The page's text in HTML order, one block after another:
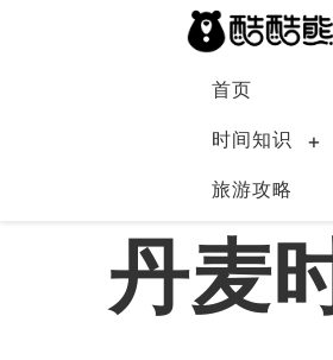
首页
时间知识
旅游攻略
丹麦
丹麦